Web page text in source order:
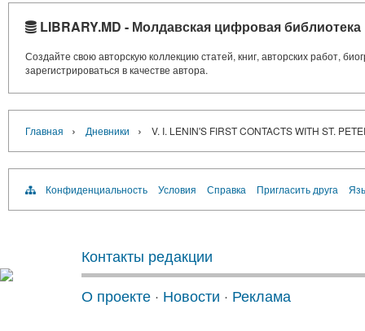
LIBRARY.MD - Молдавская цифровая библиотека
Создайте свою авторскую коллекцию статей, книг, авторских работ,
зарегистрироваться в качестве автора.
Главная › Дневники › V. I. LENIN'S FIRST CONTACTS WITH ST.
Конфиденциальность Условия Справка Пригласить друга
Контакты редакции
О проекте · Новости · Реклама